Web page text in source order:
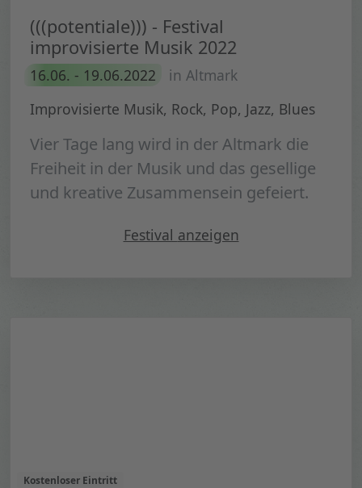
(((potentiale))) - Festival
improvisierte Musik 2022
16.06. - 19.06.2022
in Altmark
Improvisierte Musik, Rock, Pop, Jazz, Blues
Vier Tage lang wird in der Altmark die
Freiheit in der Musik und das gesellige
und kreative Zusammensein gefeiert.
Festival "(((potentiale))) - Festival
anzeigen
Kostenloser Eintritt